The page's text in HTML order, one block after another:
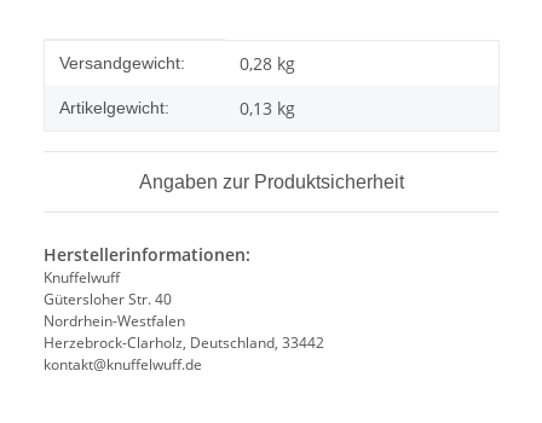
Produkteigenschaft
Wert
Versandgewicht: 0,28 kg
Artikelgewicht: 0,13 kg
Angaben zur Produktsicherheit
Herstellerinformationen:
Knuffelwuff
Gütersloher Str. 40
Nordrhein-Westfalen
Herzebrock-Clarholz, Deutschland, 33442
kontakt@knuffelwuff.de